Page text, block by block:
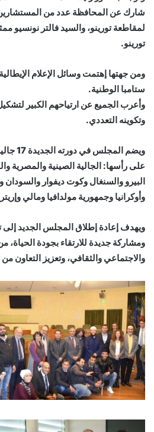
شارك عن المحافظة عدد من
لمقاطعة تورينو، والسيد فالتر نونسيو
تورينو.
ومن جهتها إهتمت وسائل الإعلام
ستامبا الوطنية.
وأعرب الجميع عن ارتياحهم الكبير
وتكوينه التعددي.
ويضم
على رأسها: الجالية الصينية والمصرية
البيرو والسنغال وكوت ديفوار والسودان
وأوكرانيا وجمهورية مولدافيا ومالي
ويهدف إعادة إطلاق المجلس الجديد إلى
ومشاركة جديدة للارتقاء بجودة الحياة،
والاجتماعي والثقافي، وتعزيز التعاون